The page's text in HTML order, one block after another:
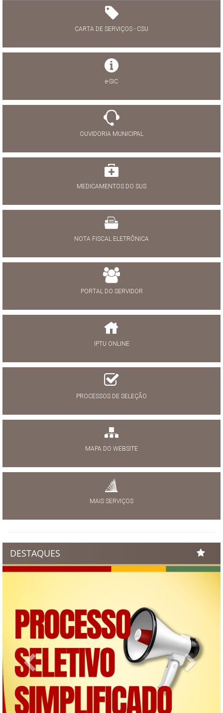
CARTA DE SERVIÇOS - CSU
e-SIC
OUVIDORIA MUNICIPAL
MEDICAMENTOS DO SUS
NOTA FISCAL ELETRÔNICA
PORTAL DO SERVIDOR
IPTU ONLINE
PROCESSOS DE SELEÇÃO
MAPA DO WEBSITE
MAIS SERVIÇOS
DESTAQUES
Previous Next